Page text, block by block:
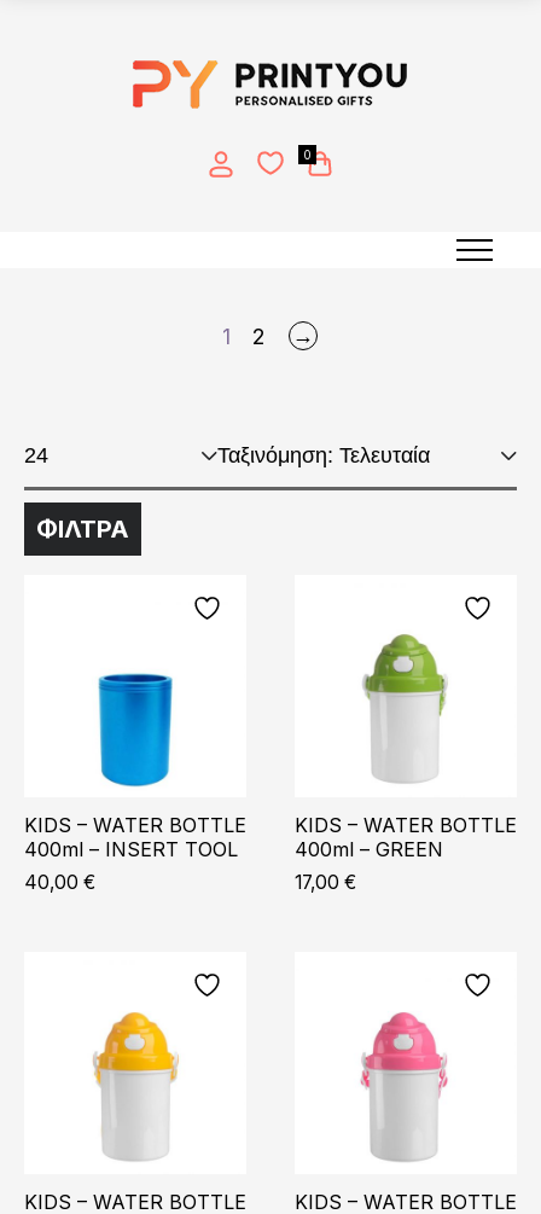
0
1 2 →
ΦΙΛΤΡΑ
KIDS – WATER BOTTLE
400ml – INSERT TOOL
40,00 €
KIDS – WATER BOTTLE
400ml – GREEN
17,00 €
KIDS – WATER BOTTLE
KIDS – WATER BOTTLE